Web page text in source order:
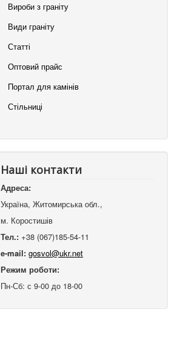
Вироби з граніту
Види граніту
Статті
Оптовий прайс
Портал для камінів
Стільниці
Наші контакти
Адреса:
Україна, Житомирська обл.,
м. Коростишів
Тел.: +38 (067)185-54-11
e-mail: gosvol@ukr.net
Режим роботи:
Пн-Сб: с 9-00 до 18-00